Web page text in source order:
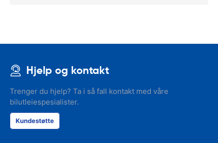
Hjelp og kontakt
Trenger du hjelp? Ta i så fall kontakt med våre
bilutleiespesialister.
Kundestøtte